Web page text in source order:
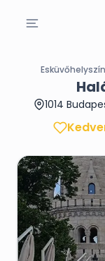
Esküvőhelyszín